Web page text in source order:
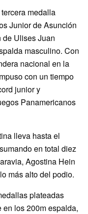
medalla
Junior de Asunción
Ulises Juan
masculino. Con
nacional en la
con un tiempo
junior y
Panamericanos
lleva hasta el
en total diez
Agostina Hein
más alto del podio.
plateadas
los 200m espalda,